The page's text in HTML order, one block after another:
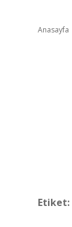
Anasayfa
Etiket: